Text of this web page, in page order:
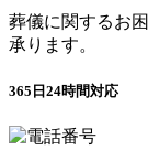
葬儀に関するお
承ります。
365日24時間対応